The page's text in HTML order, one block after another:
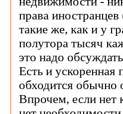
права
такие же, как и у
полутора тысяч
это надо
Есть и
обходится обычно
Впрочем, если нет